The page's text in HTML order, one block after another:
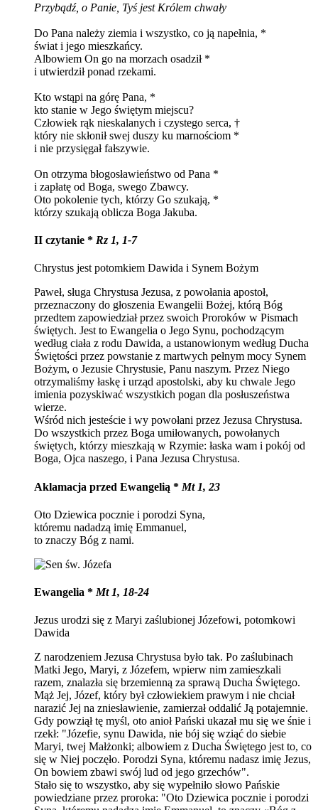
Przybądź, o Panie, Tyś jest Królem chwały
Do Pana należy ziemia i wszystko, co ją napełnia, *
świat i jego mieszkańcy.
Albowiem On go na morzach osadził *
i utwierdził ponad rzekami.
Kto wstąpi na górę Pana, *
kto stanie w Jego świętym miejscu?
Człowiek rąk nieskalanych i czystego serca, †
który nie skłonił swej duszy ku marnościom *
i nie przysięgał fałszywie.
On otrzyma błogosławieństwo od Pana *
i zapłatę od Boga, swego Zbawcy.
Oto pokolenie tych, którzy Go szukają, *
którzy szukają oblicza Boga Jakuba.
II czytanie * Rz 1, 1-7
Chrystus jest potomkiem Dawida i Synem Bożym
Paweł, sługa Chrystusa Jezusa, z powołania apostoł,
przeznaczony do głoszenia Ewangelii Bożej, którą Bóg
przedtem zapowiedział przez swoich Proroków w Pismach
świętych. Jest to Ewangelia o Jego Synu, pochodzącym
według ciała z rodu Dawida, a ustanowionym według Ducha
Świętości przez powstanie z martwych pełnym mocy Synem
Bożym, o Jezusie Chrystusie, Panu naszym. Przez Niego
otrzymaliśmy łaskę i urząd apostolski, aby ku chwale Jego
imienia pozyskiwać wszystkich pogan dla posłuszeństwa
wierze.
Wśród nich jesteście i wy powołani przez Jezusa Chrystusa.
Do wszystkich przez Boga umiłowanych, powołanych
świętych, którzy mieszkają w Rzymie: łaska wam i pokój od
Boga, Ojca naszego, i Pana Jezusa Chrystusa.
Aklamacja przed Ewangelią * Mt 1, 23
Oto Dziewica pocznie i porodzi Syna,
któremu nadadzą imię Emmanuel,
to znaczy Bóg z nami.
Ewangelia * Mt 1, 18-24
Jezus urodzi się z Maryi zaślubionej Józefowi, potomkowi
Dawida
Z narodzeniem Jezusa Chrystusa było tak. Po zaślubinach
Matki Jego, Maryi, z Józefem, wpierw nim zamieszkali
razem, znalazła się brzemienną za sprawą Ducha Świętego.
Mąż Jej, Józef, który był człowiekiem prawym i nie chciał
narazić Jej na zniesławienie, zamierzał oddalić Ją potajemnie.
Gdy powziął tę myśl, oto anioł Pański ukazał mu się we śnie i
rzekł: "Józefie, synu Dawida, nie bój się wziąć do siebie
Maryi, twej Małżonki; albowiem z Ducha Świętego jest to, co
się w Niej poczęło. Porodzi Syna, któremu nadasz imię Jezus,
On bowiem zbawi swój lud od jego grzechów".
Stało się to wszystko, aby się wypełniło słowo Pańskie
powiedziane przez proroka: "Oto Dziewica pocznie i porodzi